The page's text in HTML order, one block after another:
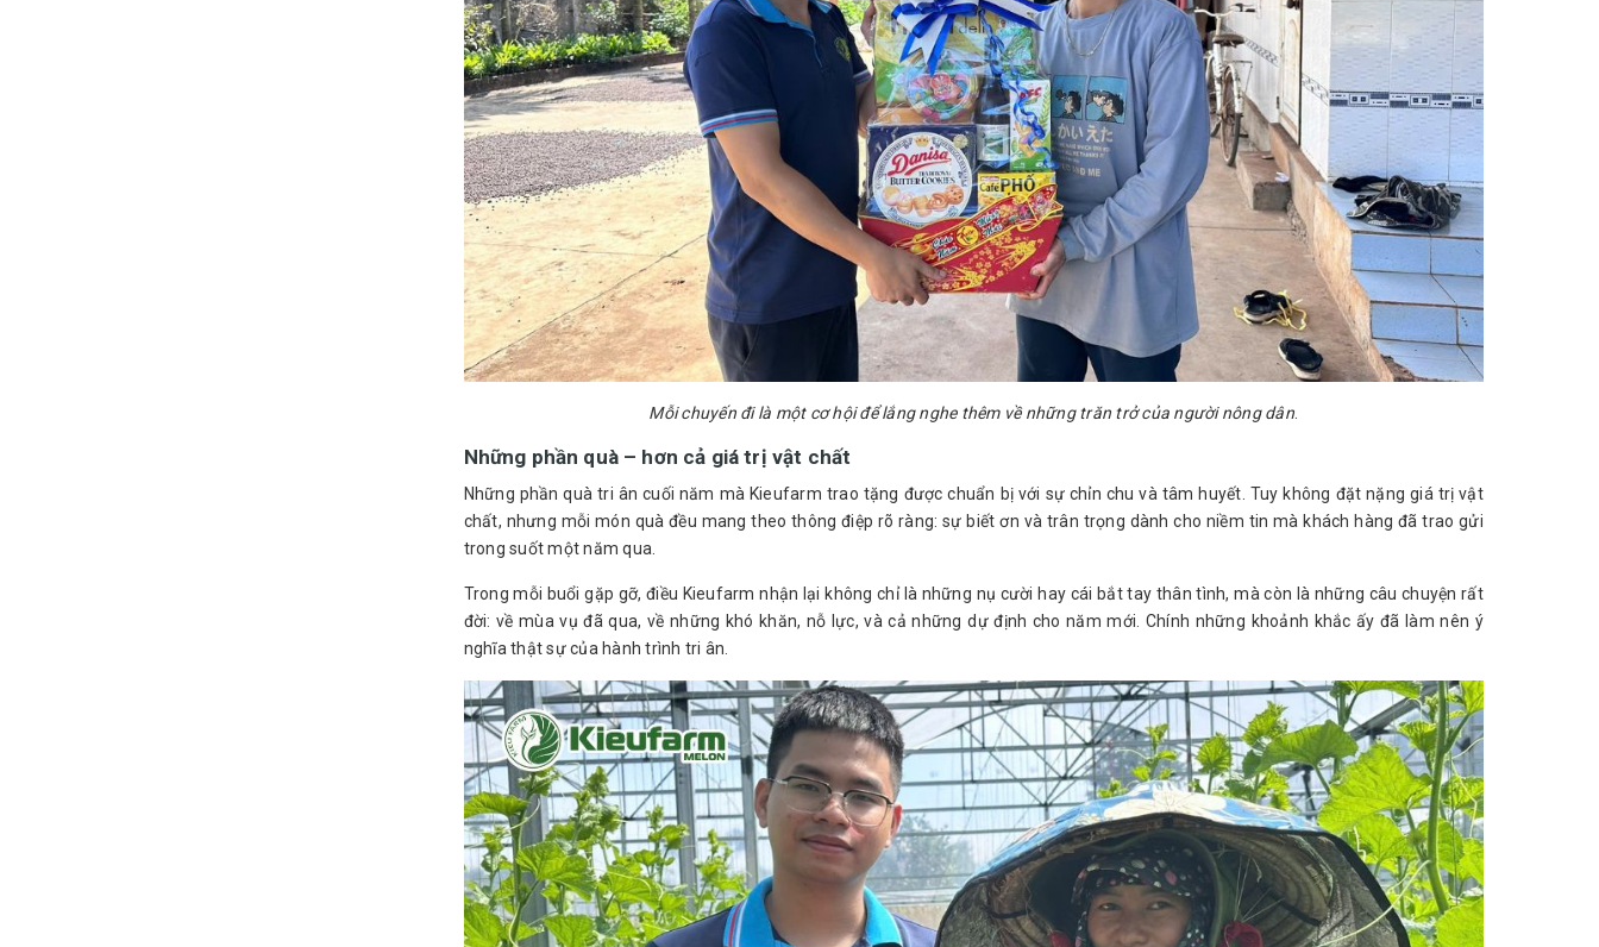
Mỗi chuyến đi là một cơ hội để lắng nghe thêm về những trăn trở của người nông dân.
Những phần quà – hơn cả giá trị vật chất
Những phần quà tri ân cuối năm mà Kieufarm trao tặng được chuẩn bị với sự chỉn chu và tâm huyết. Tuy không đặt nặng giá trị vật
chất, nhưng mỗi món quà đều mang theo thông điệp rõ ràng: sự biết ơn và trân trọng dành cho niềm tin mà khách hàng đã trao gửi
trong suốt một năm qua.
Trong mỗi buổi gặp gỡ, điều Kieufarm nhận lại không chỉ là những nụ cười hay cái bắt tay thân tình, mà còn là những câu chuyện rất
đời: về mùa vụ đã qua, về những khó khăn, nỗ lực, và cả những dự định cho năm mới. Chính những khoảnh khắc ấy đã làm nên ý
nghĩa thật sự của hành trình tri ân.